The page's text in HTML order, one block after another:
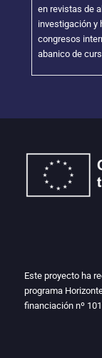
en revistas de
investigación y
congresos
abanico de
Este proyecto ha
programa
financiación nº